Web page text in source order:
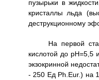
пузырьки в
кристаллы льда
деструкционному
На первой
кислотой до рН=5,5
экзокринной
- 250 Ед Ph.Eur.) на